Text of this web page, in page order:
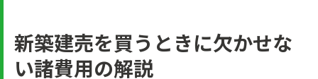
新築建売を買うときに欠かせな
い諸費用の解説